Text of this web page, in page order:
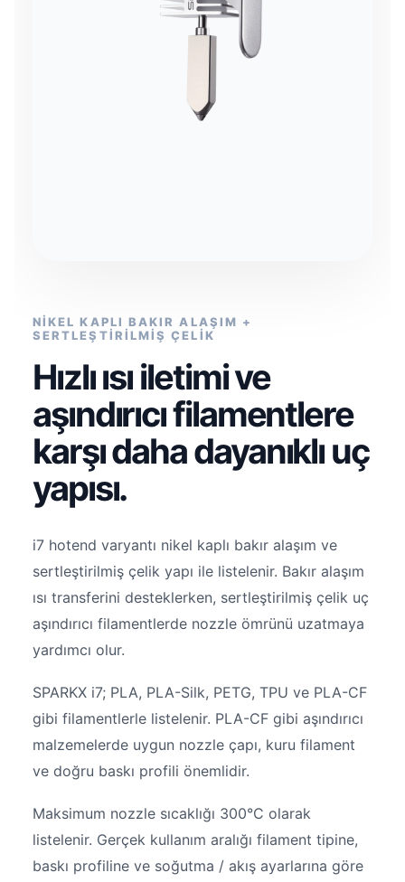
NİKEL KAPLI BAKIR ALAŞIM +
SERTLEŞTİRİLMİŞ ÇELİK
Hızlı ısı iletimi ve
aşındırıcı filamentlere
karşı daha dayanıklı uç
yapısı.
i7 hotend varyantı nikel kaplı bakır alaşım ve
sertleştirilmiş çelik yapı ile listelenir. Bakır alaşım
ısı transferini desteklerken, sertleştirilmiş çelik uç
aşındırıcı filamentlerde nozzle ömrünü uzatmaya
yardımcı olur.
SPARKX i7; PLA, PLA-Silk, PETG, TPU ve PLA-CF
gibi filamentlerle listelenir. PLA-CF gibi aşındırıcı
malzemelerde uygun nozzle çapı, kuru filament
ve doğru baskı profili önemlidir.
Maksimum nozzle sıcaklığı 300°C olarak
listelenir. Gerçek kullanım aralığı filament tipine,
baskı profiline ve soğutma / akış ayarlarına göre